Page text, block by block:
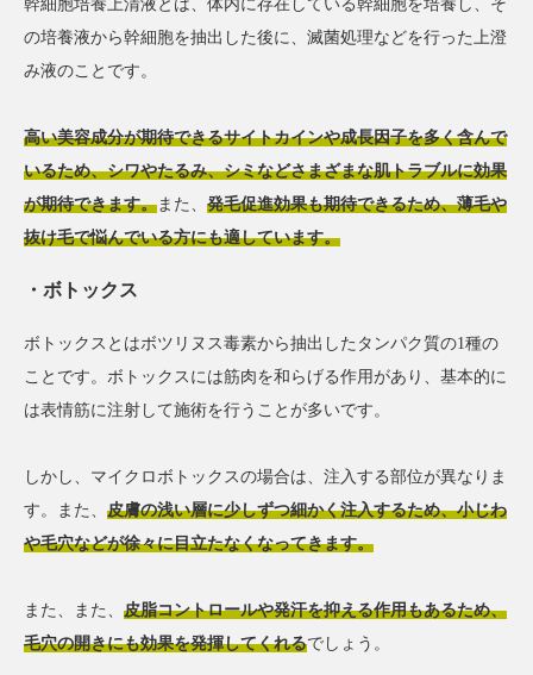
幹細胞培養上清液とは、体内に存在している幹細胞を培養し、そ
の培養液から幹細胞を抽出した後に、滅菌処理などを行った上澄
み液のことです。
高い美容成分が期待できるサイトカインや成長因子を多く含んで
いるため、シワやたるみ、シミなどさまざまな肌トラブルに効果
が期待できます。また、 発毛促進効果も期待できるため、薄毛や
抜け毛で悩んでいる方にも適しています。
ボトックス
ボトックスとはボツリヌス毒素から抽出したタンパク質の1種の
ことです。ボトックスには筋肉を和らげる作用があり、基本的に
は表情筋に注射して施術を行うことが多いです。
しかし、マイクロボトックスの場合は、注入する部位が異なりま
す。また、 皮膚の浅い層に少しずつ細かく注入するため、小じわ
や毛穴などが徐々に目立たなくなってきます。
また、また、 皮脂コントロールや発汗を抑える作用もあるため、
毛穴の開きにも効果を発揮してくれるでしょう。